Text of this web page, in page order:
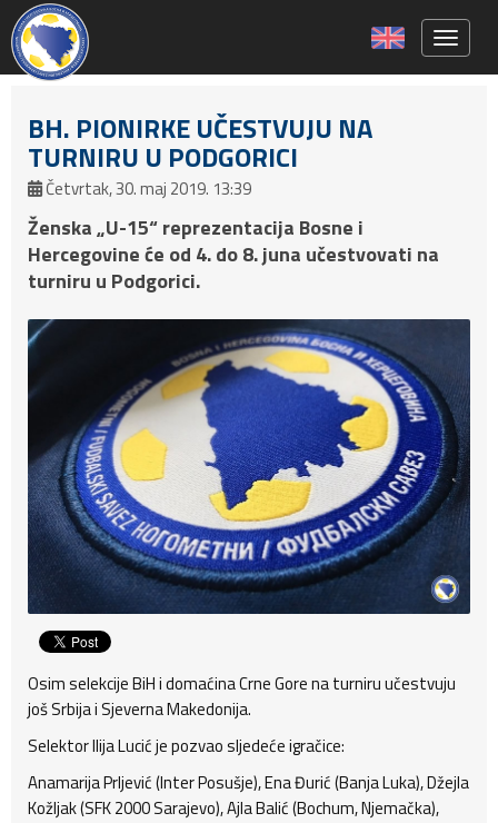
BH. PIONIRKE UČESTVUJU NA
TURNIRU U PODGORICI
Četvrtak, 30. maj 2019. 13:39
Ženska „U-15“ reprezentacija Bosne i
Hercegovine će od 4. do 8. juna učestvovati na
turniru u Podgorici.
Osim selekcije BiH i domaćina Crne Gore na turniru učestvuju
još Srbija i Sjeverna Makedonija.
Selektor Ilija Lucić je pozvao sljedeće igračice:
Anamarija Prljević (Inter Posušje), Ena Đurić (Banja Luka), Džejla
Kožljak (SFK 2000 Sarajevo), Ajla Balić (Bochum, Njemačka),